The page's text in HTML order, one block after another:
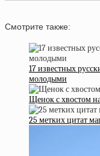
Смотрите также:
17 известных
молодыми
Щенок с хвостом на
25 метких цитат